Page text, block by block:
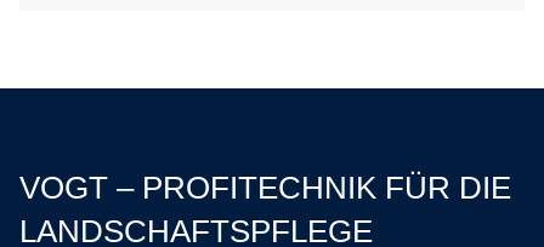
VOGT – PROFITECHNIK FÜR DIE
LANDSCHAFTSPFLEGE